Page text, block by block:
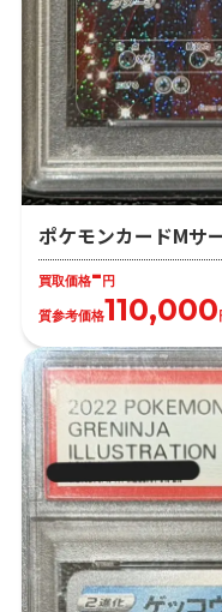
ポケモンカードMサ
買取価格- 円
質参考価格110,000